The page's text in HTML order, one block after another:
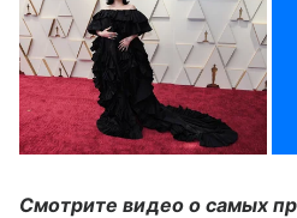
Смотрите видео о самых